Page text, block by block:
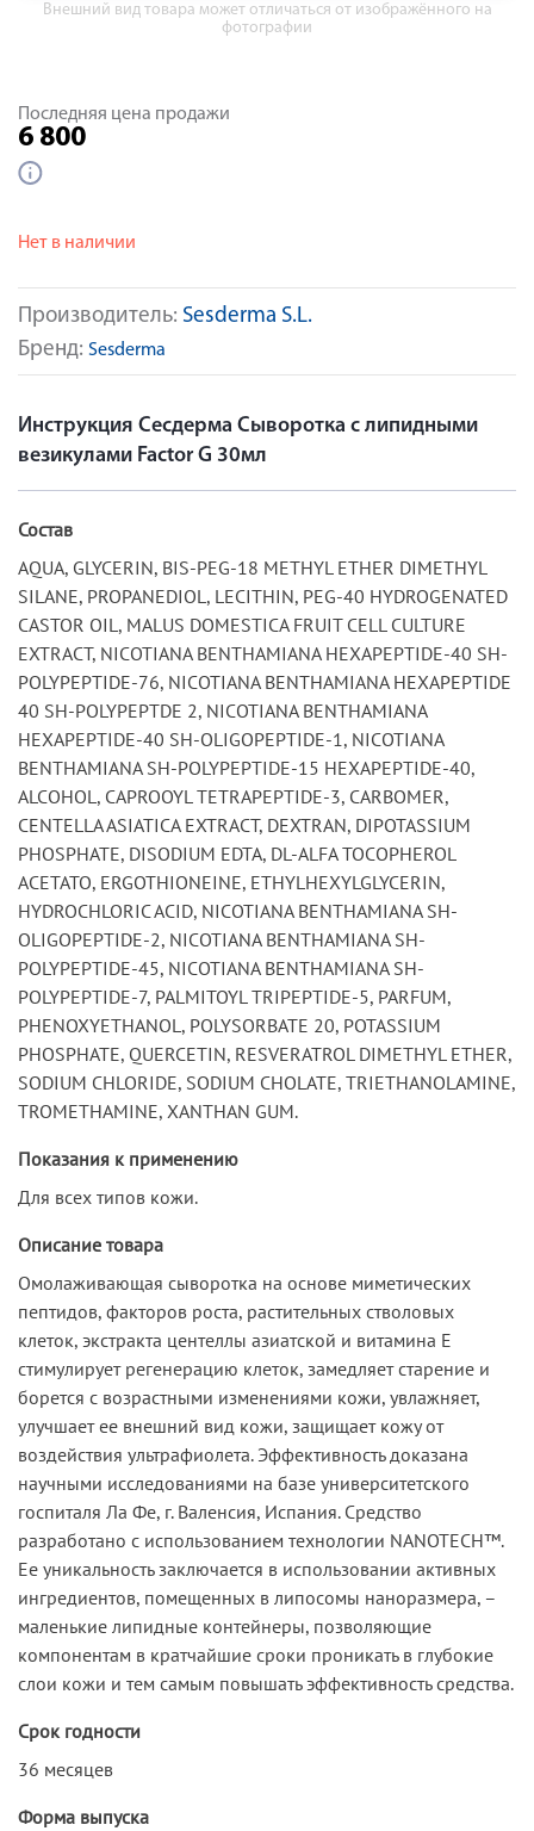
Внешний вид товара может отличаться от изображённого на
фотографии
Производитель: Sesderma S.L.
Бренд: Sesderma
Последняя цена продажи
6 800
Нет в наличии
Инструкция Сесдерма Сыворотка с липидными
везикулами Factor G 30мл
Состав
AQUA, GLYCERIN, BIS-PEG-18 METHYL ETHER DIMETHYL
SILANE, PROPANEDIOL, LECITHIN, PEG-40 HYDROGENATED
CASTOR OIL, MALUS DOMESTICA FRUIT CELL CULTURE
EXTRACT, NICOTIANA BENTHAMIANA HEXAPEPTIDE-40 SH-
POLYPEPTIDE-76, NICOTIANA BENTHAMIANA HEXAPEPTIDE
40 SH-POLYPEPTDE 2, NICOTIANA BENTHAMIANA
HEXAPEPTIDE-40 SH-OLIGOPEPTIDE-1, NICOTIANA
BENTHAMIANA SH-POLYPEPTIDE-15 HEXAPEPTIDE-40,
ALCOHOL, CAPROOYL TETRAPEPTIDE-3, CARBOMER,
CENTELLA ASIATICA EXTRACT, DEXTRAN, DIPOTASSIUM
PHOSPHATE, DISODIUM EDTA, DL-ALFA TOCOPHEROL
ACETATO, ERGOTHIONEINE, ETHYLHEXYLGLYCERIN,
HYDROCHLORIC ACID, NICOTIANA BENTHAMIANA SH-
OLIGOPEPTIDE-2, NICOTIANA BENTHAMIANA SH-
POLYPEPTIDE-45, NICOTIANA BENTHAMIANA SH-
POLYPEPTIDE-7, PALMITOYL TRIPEPTIDE-5, PARFUM,
PHENOXYETHANOL, POLYSORBATE 20, POTASSIUM
PHOSPHATE, QUERCETIN, RESVERATROL DIMETHYL ETHER,
SODIUM CHLORIDE, SODIUM CHOLATE, TRIETHANOLAMINE,
TROMETHAMINE, XANTHAN GUM.
Показания к применению
Для всех типов кожи.
Описание товара
Омолаживающая сыворотка на основе миметических
пептидов, факторов роста, растительных стволовых
клеток, экстракта центеллы азиатской и витамина Е
стимулирует регенерацию клеток, замедляет старение и
борется с возрастными изменениями кожи, увлажняет,
улучшает ее внешний вид кожи, защищает кожу от
воздействия ультрафиолета. Эффективность доказана
научными исследованиями на базе университетского
госпиталя Ла Фе, г. Валенсия, Испания. Средство
разработано с использованием технологии NANOTECH™.
Ее уникальность заключается в использовании активных
ингредиентов, помещенных в липосомы наноразмера, –
маленькие липидные контейнеры, позволяющие
компонентам в кратчайшие сроки проникать в глубокие
слои кожи и тем самым повышать эффективность средства.
Срок годности
36 месяцев
Форма выпуска